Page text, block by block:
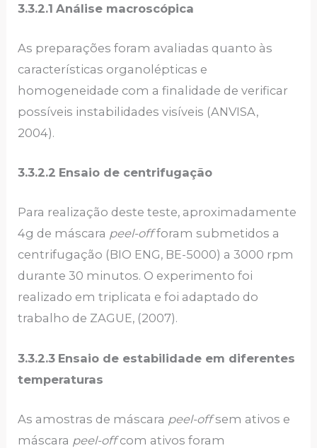
3.3.2.1 Análise macroscópica
As preparações foram avaliadas quanto às
características organolépticas e
homogeneidade com a finalidade de verificar
possíveis instabilidades visíveis (ANVISA,
2004).
3.3.2.2 Ensaio de centrifugação
Para realização deste teste, aproximadamente
4g de máscara peel-offforam submetidos a
centrifugação (BIO ENG, BE-5000) a 3000 rpm
durante 30 minutos. O experimento foi
realizado em triplicata e foi adaptado do
trabalho de ZAGUE, (2007).
3.3.2.3 Ensaio de estabilidade em diferentes
temperaturas
As amostras de máscara peel-offsem ativos e
máscara peel-offcom ativos foram